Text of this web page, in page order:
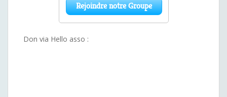
Don via Hello asso :